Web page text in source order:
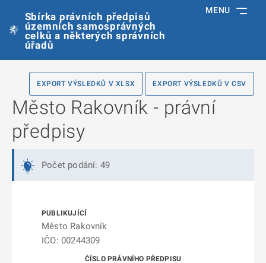
Sbírka právních předpisů
územních samosprávných
celků a některých správních
úřadů
MENU
EXPORT VÝSLEDKŮ V XLSX EXPORT VÝSLEDKŮ V CSV
Město Rakovník - právní
předpisy
Počet podání: 49
Město Rakovník
IČO: 00244309